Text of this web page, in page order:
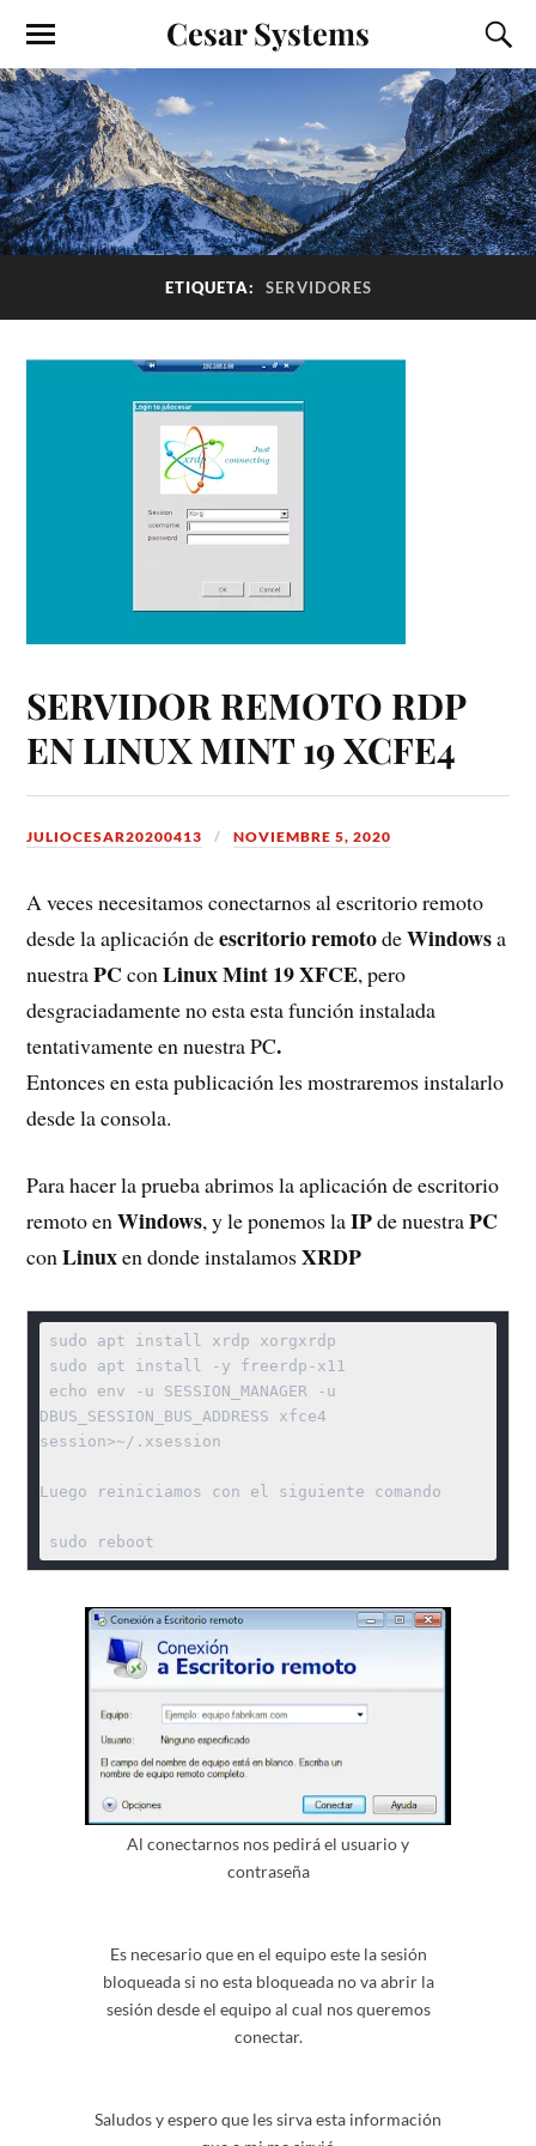
Cesar Systems
ETIQUETA: SERVIDORES
SERVIDOR REMOTO RDP
EN LINUX MINT 19 XCFE4
JULIOCESAR20200413 NOVIEMBRE 5, 2020
A veces necesitamos conectarnos al escritorio remoto
desde la aplicación deescritorio remotodeWindowsa
nuestraPC con Linux Mint 19 XFCE, pero
desgraciadamente no esta esta función instalada
tentativamente en nuestra PC.
Entonces en esta publicación les mostraremos instalarlo
desde la consola.
Para hacer la prueba abrimos la aplicación de escritorio
remoto enWindows, y le ponemos laIPde nuestraPC
conLinuxen donde instalamosXRDP
DBUS_SESSION_BUS_ADDRESS xfce4
session>~/.xsession
Luego reiniciamos con el siguiente comando
sudo reboot
Al conectarnos nos pedirá el usuario y
contraseña
Es necesario que en el equipo este la sesión
bloqueada si no esta bloqueada no va abrir la
sesión desde el equipo al cual nos queremos
conectar.
Saludos y espero que les sirva esta información